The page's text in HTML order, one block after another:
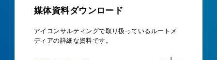
媒体資料ダウンロード
アイコンサルティングで取り扱っているルートメ
ディアの詳細な資料です。